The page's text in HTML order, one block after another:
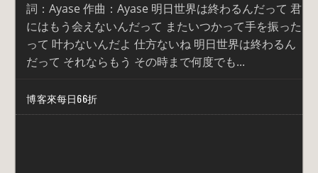
詞：Ayase 作曲：Ayase 明日世界は終わるんだって 君
にはもう会えないんだって またいつかって手を振った
って 叶わないんだよ 仕方ないね 明日世界は終わるん
だって それならもう その時まで何度でも...
博客來每日66折